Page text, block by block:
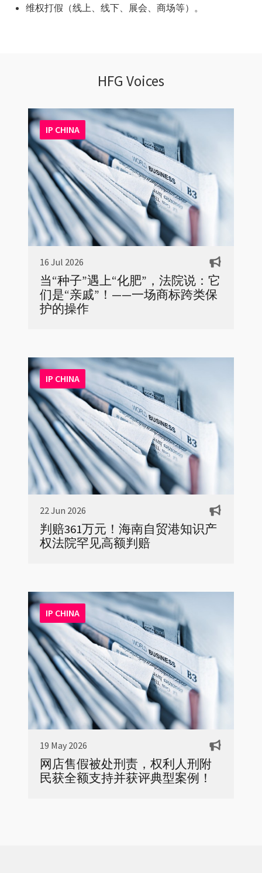
维权打假（线上、线下、展会、商场等）。
HFG Voices
IP CHINA
16 Jul 2026
当“种子”遇上“化肥”，法院说：它
们是“亲戚”！——一场商标跨类保
护的操作
IP CHINA
22 Jun 2026
判赔361万元！海南自贸港知识产
权法院罕见高额判赔
IP CHINA
19 May 2026
网店售假被处刑责，权利人刑附
民获全额支持并获评典型案例！